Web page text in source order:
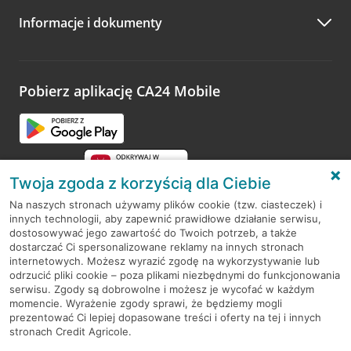
Zachęcamy do podzielenia się z nami opinią o wizycie.
opinie.
Informacje i dokumenty
Pobierz aplikację CA24 Mobile
RODO
Regulamin serwisu
Mapa serwisu
PolitykaCookies
Twoja zgoda z korzyścią dla Ciebie
Na naszych stronach używamy plików cookie (tzw. ciasteczek) i
innych technologii, aby zapewnić prawidłowe działanie serwisu,
dostosowywać jego zawartość do Twoich potrzeb, a także
dostarczać Ci spersonalizowane reklamy na innych stronach
internetowych. Możesz wyrazić zgodę na wykorzystywanie lub
odrzucić pliki cookie – poza plikami niezbędnymi do funkcjonowania
serwisu. Zgody są dobrowolne i możesz je wycofać w każdym
momencie. Wyrażenie zgody sprawi, że będziemy mogli
prezentować Ci lepiej dopasowane treści i oferty na tej i innych
stronach Credit Agricole.